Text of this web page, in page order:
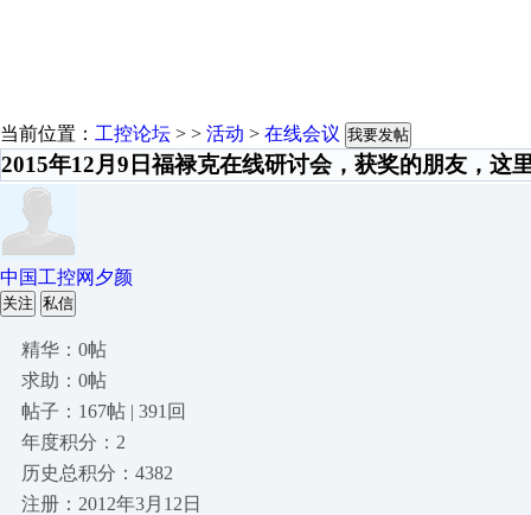
当前位置： 工控论坛 > > 活动 > 在线会议 我要发帖
2015年12月9日福禄克在线研讨会，获奖的朋友，这
中国工控网夕颜
关注 私信
精华：0帖
求助：0帖
帖子：167帖 | 391回
年度积分：2
历史总积分：4382
注册：2012年3月12日